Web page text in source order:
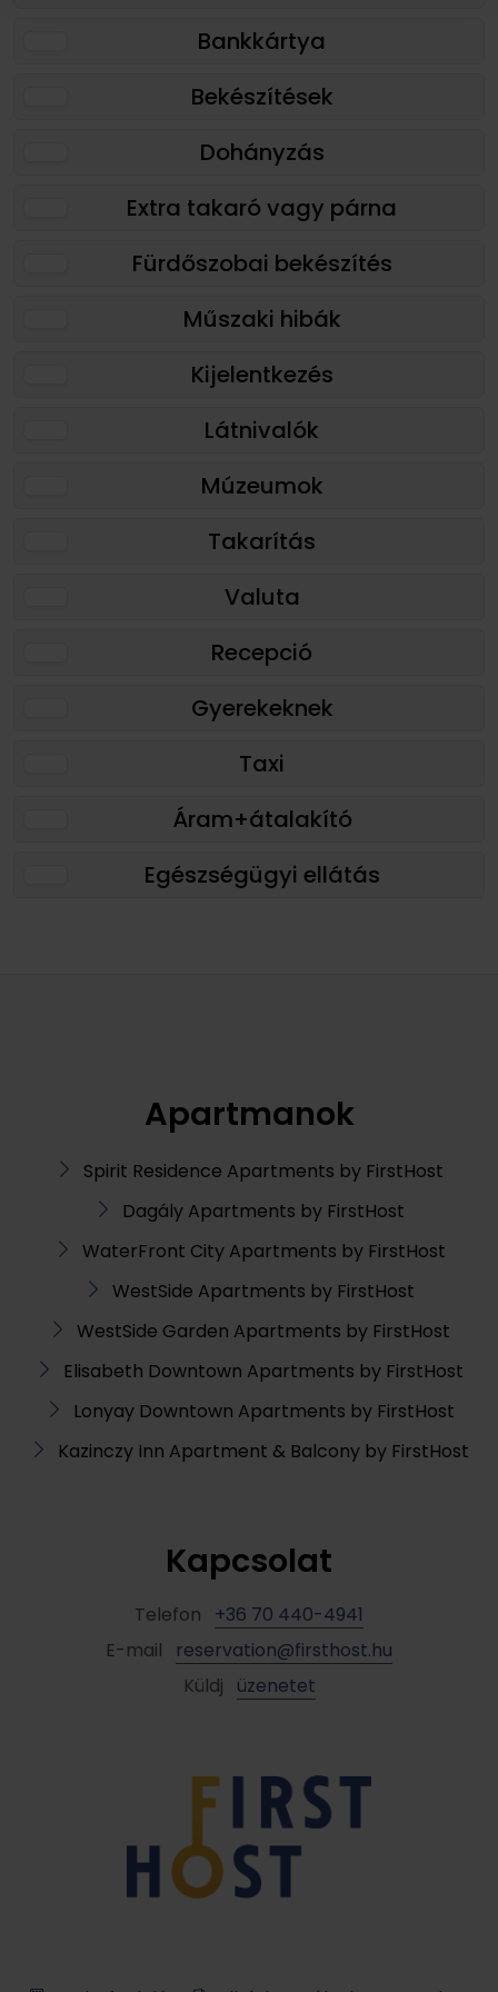
Bankkártya
Bekészítések
Dohányzás
Extra takaró vagy párna
Fürdőszobai bekészítés
Műszaki hibák
Kijelentkezés
Látnivalók
Múzeumok
Takarítás
Valuta
Recepció
Gyerekeknek
Taxi
Áram+átalakító
Egészségügyi ellátás
Apartmanok
Spirit Residence Apartments by FirstHost
Dagály Apartments by FirstHost
WaterFront City Apartments by FirstHost
WestSide Apartments by FirstHost
WestSide Garden Apartments by FirstHost
Elisabeth Downtown Apartments by FirstHost
Lonyay Downtown Apartments by FirstHost
Kazinczy Inn Apartment & Balcony by FirstHost
Kapcsolat
Telefon
+36 70 440-4941
E-mail
reservation@firsthost.hu
Küldj
üzenetet